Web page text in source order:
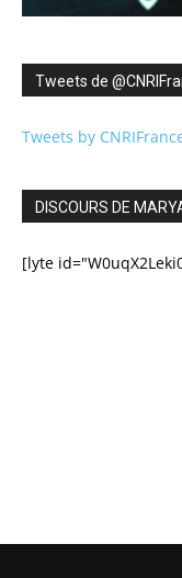
Tweets de
Tweets by
DISCOURS DE
[lyte